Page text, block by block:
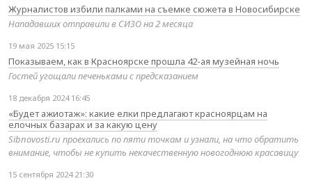
Журналистов избили палками на съемке сюжета в Новосибирске
Нападавших отправили в СИЗО на 2 месяца
19 мая 2025 15:15
Показываем, как в Красноярске прошла 42-ая музейная ночь
Гостей угощали печеньками с предсказанием
18 декабря 2024 16:45
«Будет ажиотаж»: какие елки предлагают красноярцам на
елочных базарах и за какую цену
Sibnovosti.ru проехались по пяти точкам и узнали, на что обратить
внимание, чтобы не купить некачественную новогоднюю красавицу
15 сентября 2024 21:30